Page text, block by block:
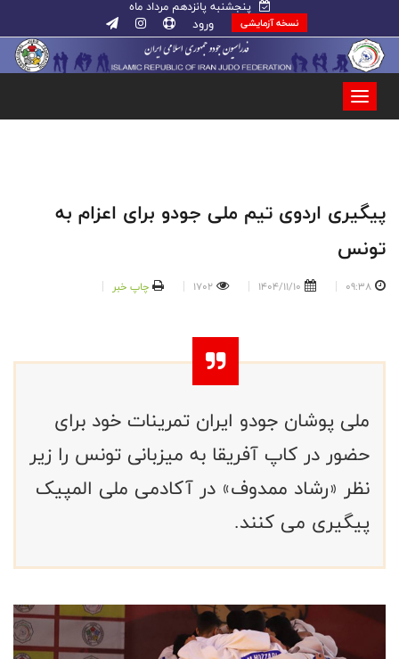
پنجشنبه پانزدهم مرداد ماه
نسخه آزمایشی ورود
پیگیری اردوی تیم ملی جودو برای اعزام به
تونس
09:38
1404/11/10
1702 چاپ خبر
ملی پوشان جودو ایران تمرینات خود برای
حضور در کاپ آفریقا به میزبانی تونس را زیر
نظر «رشاد ممدوف» در آکادمی ملی المپیک
پیگیری می کنند.